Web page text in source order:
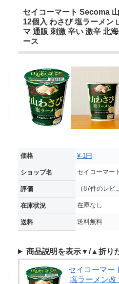
セイコーマート Secoma
12個入 わさび 塩ラーメン
マ 通販 刺激 辛い 激辛 北
ース
価格 ¥-1円
ショップ名 セイコーマー
評価 （87件のレビ
在庫状況 在庫なし
送料 送料無料
商品説明を表示▼/▲折り
セイコーマー
塩ラーメン改